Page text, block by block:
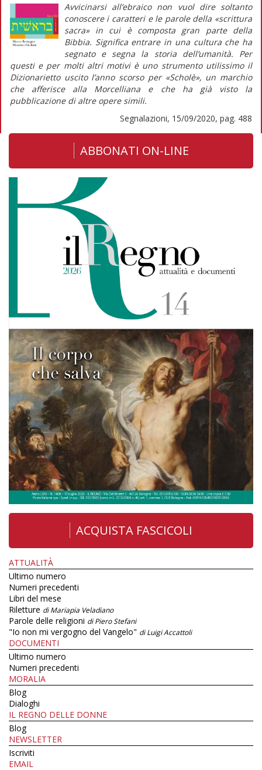
Avvicinarsi all’ebraico non vuol dire soltanto
conoscere i caratteri e le parole della «scrittura
sacra» in cui è composta gran parte della
Bibbia. Significa entrare in una cultura che ha
segnato e segna la storia dell’umanità. Per
questi e per molti altri motivi è uno strumento utilissimo il
Dizionariettouscito l’anno scorso per «Scholè», un marchio
che afferisce alla Morcelliana e che ha già visto la
pubblicazione di altre opere simili.
Segnalazioni, 15/09/2020, pag. 488
ABBONATI ON-LINE
ACQUISTA FASCICOLI
ATTUALITÀ
Ultimo numero
Numeri precedenti
Libri del mese
Riletture di Mariapia Veladiano
Parole delle religioni di Piero Stefani
"Io non mi vergogno del Vangelo" di Luigi Accattoli
DOCUMENTI
Ultimo numero
Numeri precedenti
MORALIA
Blog
Dialoghi
IL REGNO DELLE DONNE
Blog
NEWSLETTER
Iscriviti
EMAIL